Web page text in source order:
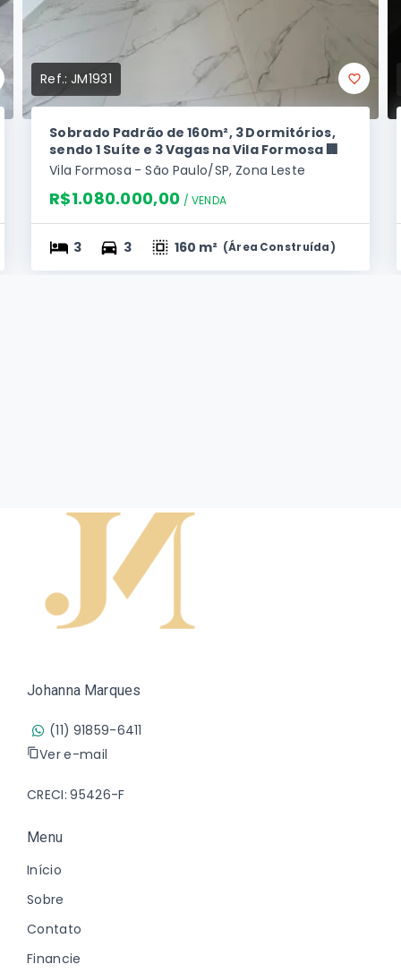
Ref.:JM1931
Sobrado Padrão de 160m², 3 Dormitórios,
sendo 1 Suíte e 3 Vagas na Vila Formosa 🏢
Vila Formosa - São Paulo/SP, Zona Leste
R$1.080.000,00 / VENDA
3 3 160 m² (Área Construída)
Johanna Marques
(11) 91859-6411
Ver e-mail
CRECI: 95426-F
Menu
Início
Sobre
Contato
Financie